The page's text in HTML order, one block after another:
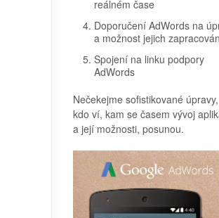
reálném čase
Doporučení AdWords na
a možnost jejich
Spojení na linku podpory
AdWords
Nečekejme sofistikované
kdo ví, kam se časem vývoj
a její možnosti, posunou.